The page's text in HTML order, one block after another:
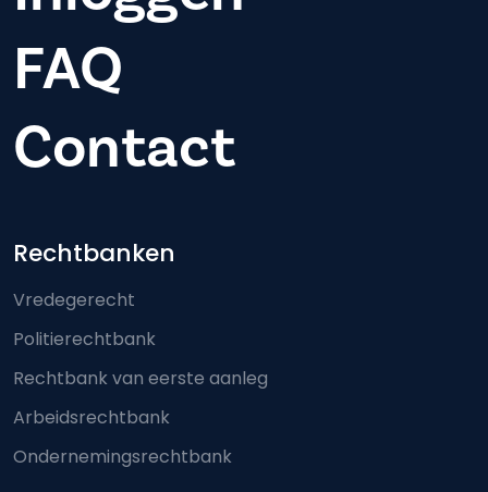
FAQ
Contact
Footer-menu
Rechtbanken
Vredegerecht
Politierechtbank
Rechtbank van eerste aanleg
Arbeidsrechtbank
Ondernemingsrechtbank